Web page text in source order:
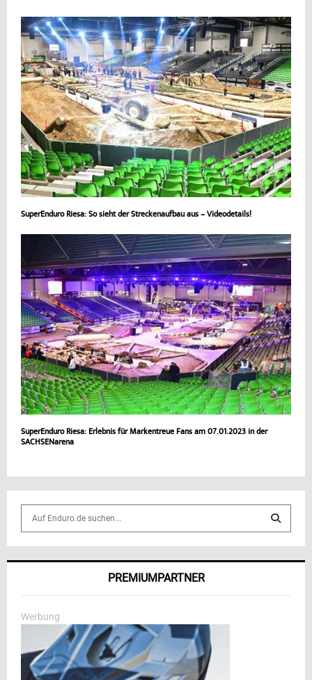
SuperEnduro Riesa: So sieht der Streckenaufbau aus – Videodetails!
SuperEnduro Riesa: Erlebnis für Markentreue Fans am 07.01.2023 in der
SACHSENarena
o
:
S
PREMIUMPARTNER
Werbung